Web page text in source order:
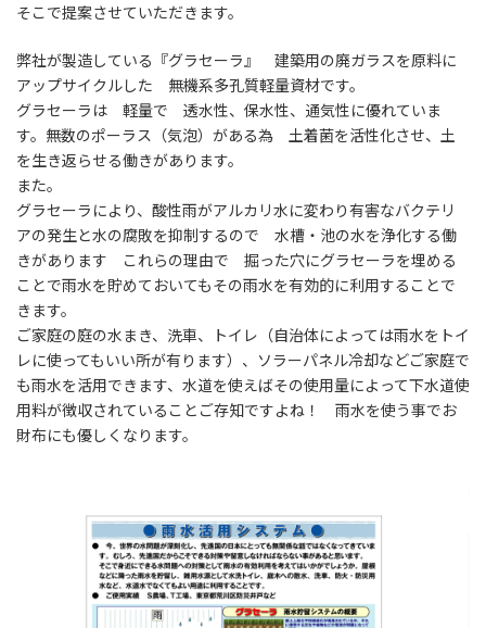
そこで提案させていただきます。
弊社が製造している『グラセーラ』 建築用の廃ガラスを原料に
アップサイクルした 無機系多孔質軽量資材です。
グラセーラは 軽量で 透水性、保水性、通気性に優れていま
す。無数のポーラス（気泡）がある為 土着菌を活性化させ、土
を生き返らせる働きがあります。
また。
グラセーラにより、酸性雨がアルカリ水に変わり有害なバクテリ
アの発生と水の腐敗を抑制するので 水槽・池の水を浄化する働
きがあります これらの理由で 掘った穴にグラセーラを埋める
ことで雨水を貯めておいてもその雨水を有効的に利用することで
きます。
ご家庭の庭の水まき、洗車、トイレ（自治体によっては雨水をトイ
レに使ってもいい所が有ります）、ソラーパネル冷却などご家庭で
も雨水を活用できます、水道を使えばその使用量によって下水道使
用料が徴収されていることご存知ですよね！ 雨水を使う事でお
財布にも優しくなります。